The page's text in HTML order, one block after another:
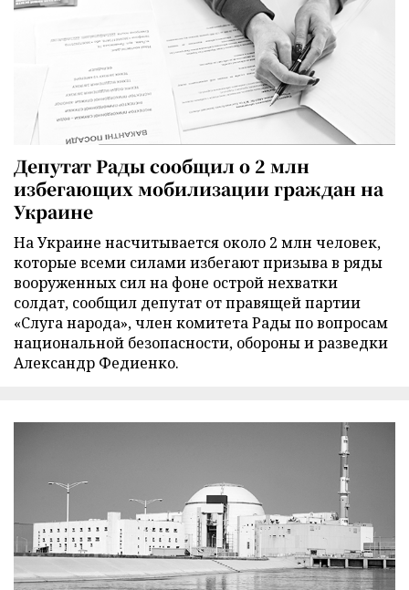
Депутат Рады сообщил о 2 млн
избегающих мобилизации граждан на
Украине
На Украине насчитывается около 2 млн человек,
которые всеми силами избегают призыва в ряды
вооруженных сил на фоне острой нехватки
солдат, сообщил депутат от правящей партии
«Слуга народа», член комитета Рады по вопросам
национальной безопасности, обороны и разведки
Александр Федиенко.